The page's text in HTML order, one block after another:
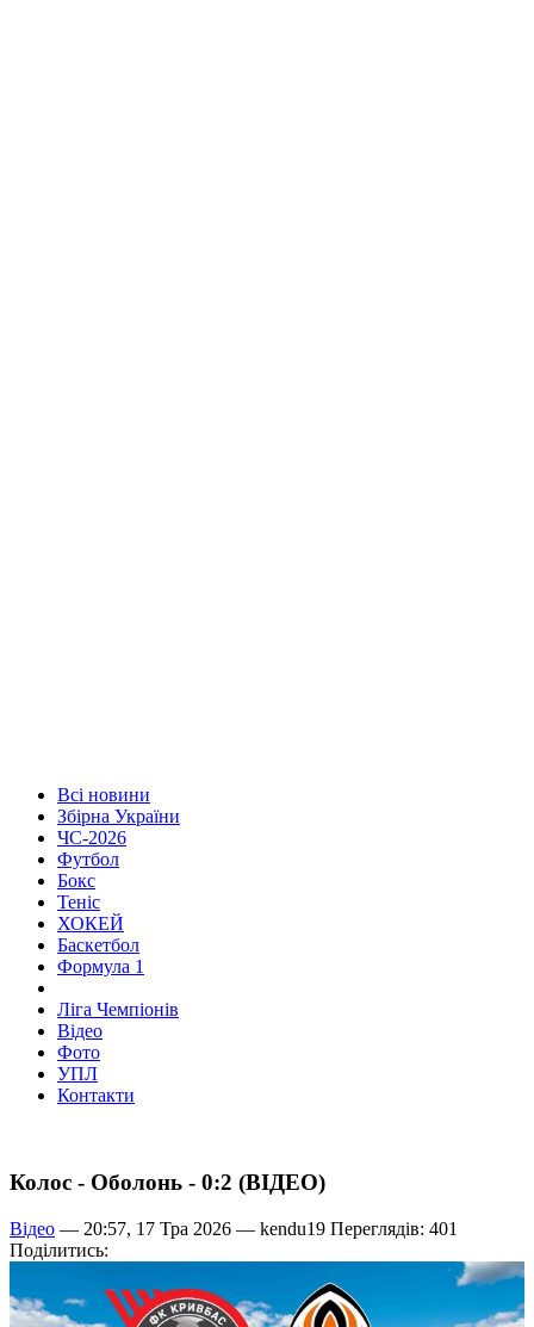
Всі новини
Збірна України
ЧС-2026
Футбол
Бокс
Теніс
ХОКЕЙ
Баскетбол
Формула 1
Ліга Чемпіонів
Відео
Фото
УПЛ
Контакти
Колос - Оболонь - 0:2 (ВІДЕО)
Відео — 20:57, 17 Тра 2026 — kendu19 Переглядів: 401
Поділитись: